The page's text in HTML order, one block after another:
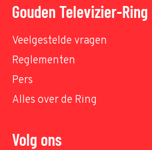
Gouden Televizier-Ring
Veelgestelde vragen
Reglementen
Pers
Alles over de Ring
Volg ons